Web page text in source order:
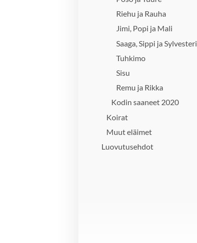
Riehu ja Rauha
Jimi, Popi ja Mali
Saaga, Sippi ja Sylvesteri
Tuhkimo
Sisu
Remu ja Rikka
Kodin saaneet 2020
Koirat
Muut eläimet
Luovutusehdot